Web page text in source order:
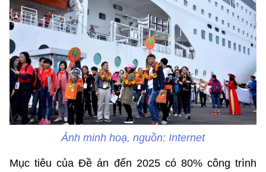
Ảnh minh hoạ, nguồn: Internet
Mục tiêu của Đề án đến 2025 có 80% công trình